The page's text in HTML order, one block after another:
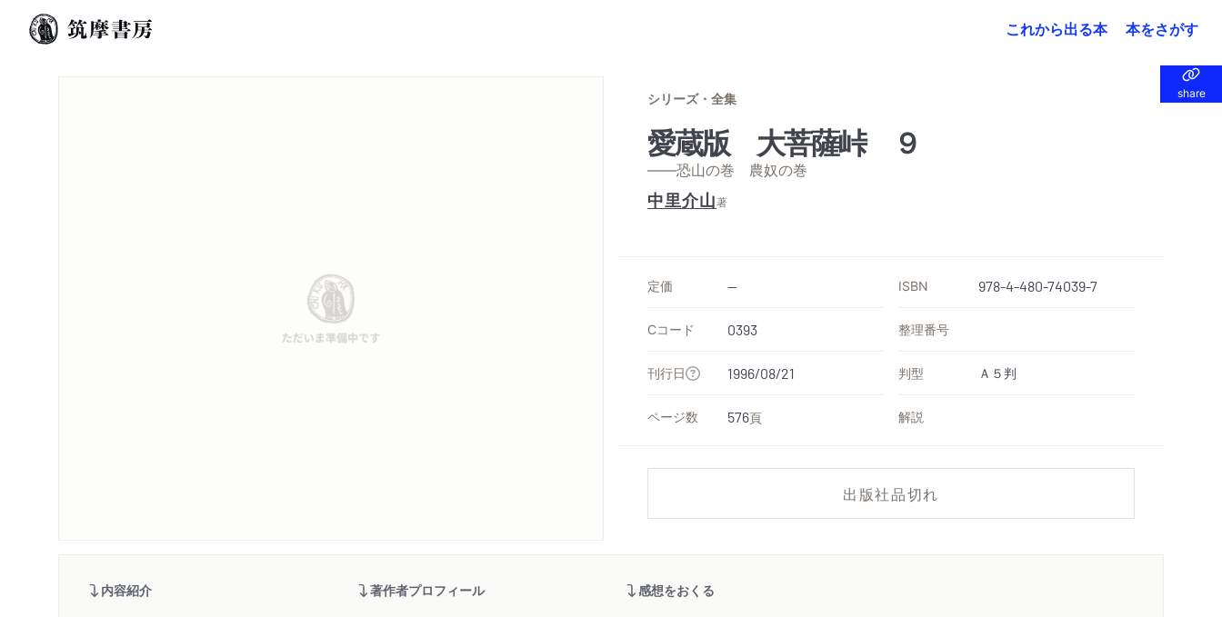
これから出る本 本をさがす
share
share
シリーズ・全集
愛蔵版 大菩薩峠 ９
——恐山の巻 農奴の巻
中里介山著
定価 -- ISBN 978-4-480-74039-7
Cコード 0393 整理番号
刊行日 1996/08/21 判型 Ａ５判
ページ数 576頁 解説
出版社品切れ
内容紹介 著作者プロフィール 感想をおくる